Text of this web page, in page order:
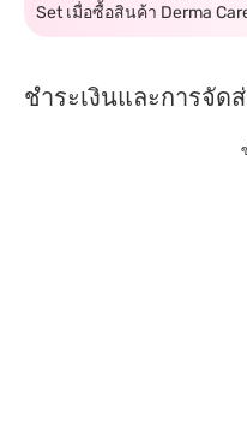
Set เมื่อซื้อสินค้า Derma
ชำระเงินและการจัด